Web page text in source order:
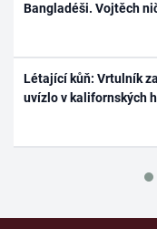
Bangladéši. Vojtěch
Létající kůň: Vrtulník
uvízlo v kalifornských